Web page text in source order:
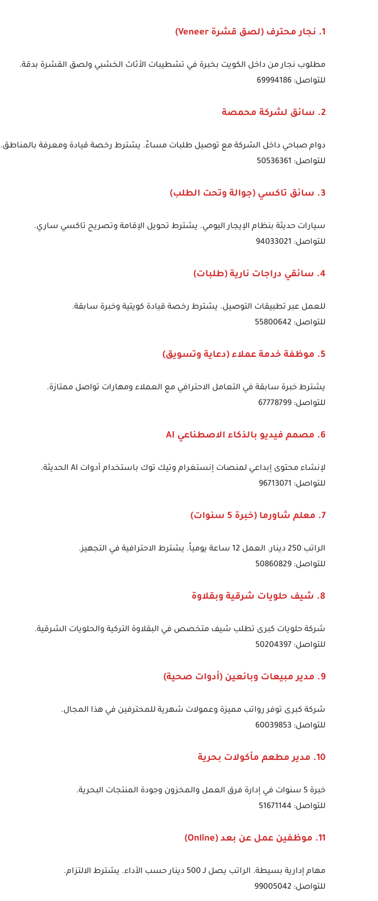
1. نجار محترف (لصق قشرة Veneer)
مطلوب نجار من داخل الكويت بخبرة في تشطيبات الأثاث الخشبي ولصق القشرة بدقة.
للتواصل: 69994186
2. سائق لشركة محمصة
دوام صباحي داخل الشركة مع توصيل طلبات مساءً. يشترط رخصة قيادة ومعرفة بالمناطق.
للتواصل: 50536361
3. سائق تاكسي (جوالة وتحت الطلب)
سيارات حديثة بنظام الإيجار اليومي. يشترط تحويل الإقامة وتصريح تاكسي ساري.
للتواصل: 94033021
4. سائقي دراجات نارية (طلبات)
للعمل عبر تطبيقات التوصيل. يشترط رخصة قيادة كويتية وخبرة سابقة.
للتواصل: 55800642
5. موظفة خدمة عملاء (دعاية وتسويق)
يشترط خبرة سابقة في التعامل الاحترافي مع العملاء ومهارات تواصل ممتازة.
للتواصل: 67778799
6. مصمم فيديو بالذكاء الاصطناعي AI
لإنشاء محتوى إبداعي لمنصات إنستغرام وتيك توك باستخدام أدوات AI الحديثة.
للتواصل: 96713071
7. معلم شاورما (خبرة 5 سنوات)
الراتب 250 دينار. العمل 12 ساعة يومياً. يشترط الاحترافية في التجهيز.
للتواصل: 50860829
8. شيف حلويات شرقية وبقلاوة
شركة حلويات كبرى تطلب شيف متخصص في البقلاوة التركية والحلويات الشرقية.
للتواصل: 50204397
9. مدير مبيعات وبائعين (أدوات صحية)
شركة كبرى توفر رواتب مميزة وعمولات شهرية للمحترفين في هذا المجال.
للتواصل: 60039853
10. مدير مطعم مأكولات بحرية
خبرة 5 سنوات في إدارة فرق العمل والمخزون وجودة المنتجات البحرية.
للتواصل: 51671144
11. موظفين عمل عن بعد (Online)
مهام إدارية بسيطة. الراتب يصل لـ 500 دينار حسب الأداء. يشترط الالتزام.
للتواصل: 99005042